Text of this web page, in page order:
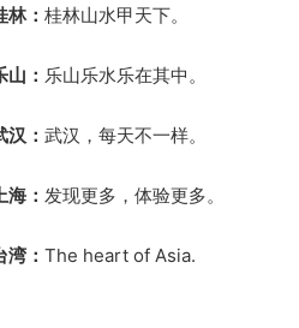
林： 桂林山水甲天下。
山： 乐山乐水乐在其中。
汉： 武汉，每天不一样。
海： 发现更多，体验更多。
湾： The heart of Asia.